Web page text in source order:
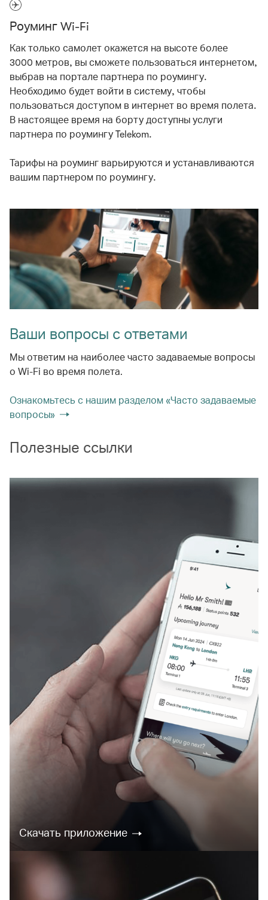
Роуминг Wi-Fi
Как только самолет окажется на высоте более
3000 метров, вы сможете пользоваться интернетом,
выбрав на портале партнера по роумингу.
Необходимо будет войти в систему, чтобы
пользоваться доступом в интернет во время полета.
В настоящее время на борту доступны услуги
партнера по роумингу Telekom.
Тарифы на роуминг варьируются и устанавливаются
вашим партнером по роумингу.
Ваши вопросы с ответами
Мы ответим на наиболее часто задаваемые вопросы
о Wi-Fi во время полета.
Ознакомьтесь с нашим разделом «Часто задаваемые
вопросы»
Полезные ссылки
Скачать приложение